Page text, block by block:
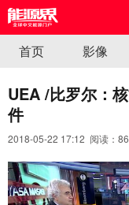
首页 影像
UEA /比罗尔：
件
2018-05-22 17:12 阅读：